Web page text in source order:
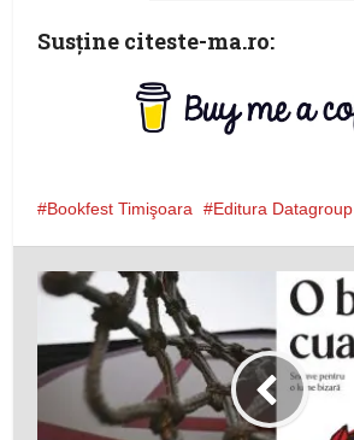
Susţine citeste-ma.ro:
Bookfest Timişoara Editura Datagroup